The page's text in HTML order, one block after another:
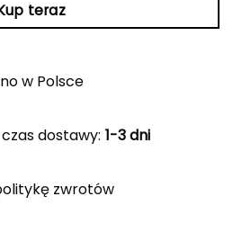
teraz
w Polsce
dostawy: 1-3 dni
zwrotów